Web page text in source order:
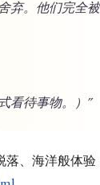
弃。他们完全被
看待事物。）”
、海洋般体验